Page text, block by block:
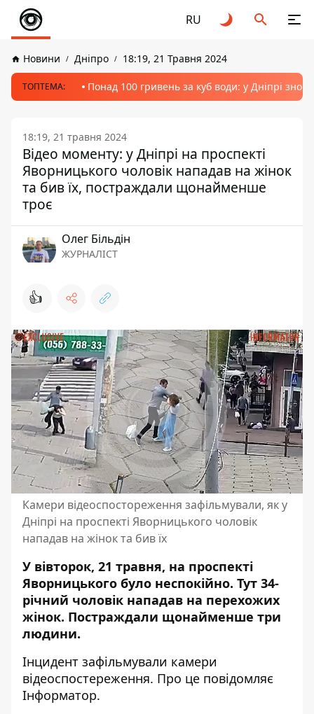
RU
Новини Дніпро 18:19, 21 Травня 2024
ТОПТЕМА: Понад 100 гривень за куб води: у Дніпрі
18:19, 21 травня 2024
Відео моменту: у Дніпрі на проспекті
Яворницького чоловік нападав на жінок
та бив їх, постраждали щонайменше
троє
Олег Більдін
ЖУРНАЛІСТ
👍
Камери відеоспостореження зафільмували, як у
Дніпрі на проспекті Яворницького чоловік
нападав на жінок та бив їх
У вівторок, 21 травня, на проспекті
Яворницького було неспокійно. Тут 34-
річний чоловік нападав на перехожих
жінок. Постраждали щонайменше три
людини.
Інцидент зафільмували камери
відеоспостереження. Про це повідомляє
Інформатор.